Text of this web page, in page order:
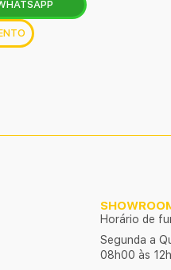
Horário de
Segunda a
08h00 às